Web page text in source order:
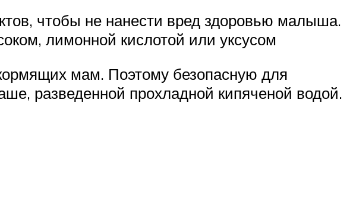
чтобы не нанести вред здоровью малыша.
лимонной кислотой или уксусом
мам. Поэтому безопасную для
разведенной прохладной кипяченой водой.